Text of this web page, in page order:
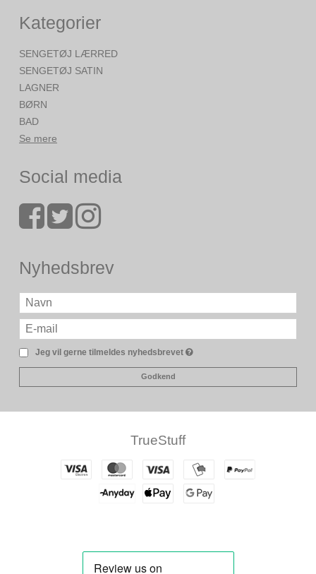
Kategorier
SENGETØJ LÆRRED
SENGETØJ SATIN
LAGNER
BØRN
BAD
Se mere
Social media
Nyhedsbrev
Jeg vil gerne tilmeldes nyhedsbrevet
Godkend
TrueStuff